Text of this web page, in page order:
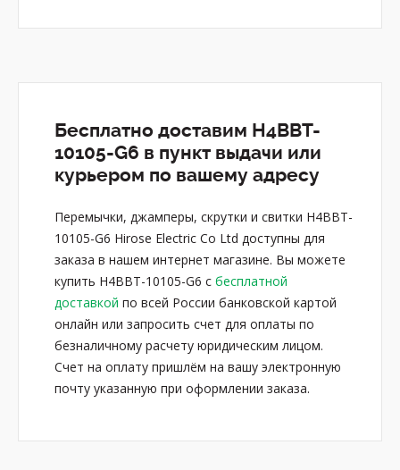
Бесплатно доставим H4BBT-
10105-G6 в пункт выдачи или
курьером по вашему адресу
Перемычки, джамперы, скрутки и свитки H4BBT-
10105-G6 Hirose Electric Co Ltd доступны для
заказа в нашем интернет магазине. Вы можете
купить H4BBT-10105-G6 с бесплатной
доставкой по всей России банковской картой
онлайн или запросить счет для оплаты по
безналичному расчету юридическим лицом.
Счет на оплату пришлём на вашу электронную
почту указанную при оформлении заказа.